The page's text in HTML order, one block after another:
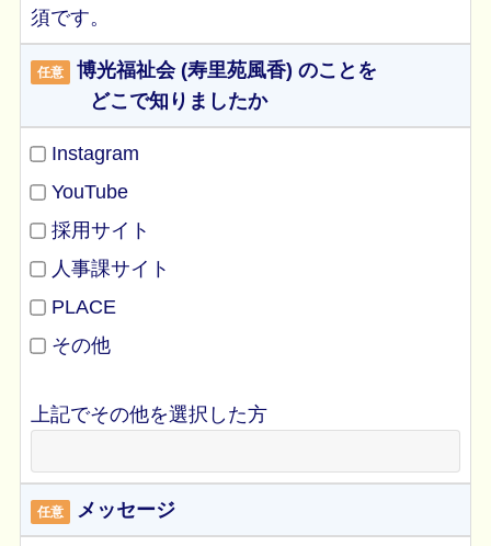
須です。
任意
博光福祉会 (寿里苑風香) のことを
どこで知りましたか
Instagram
YouTube
採用サイト
人事課サイト
PLACE
その他
上記でその他を選択した方
任意 メッセージ